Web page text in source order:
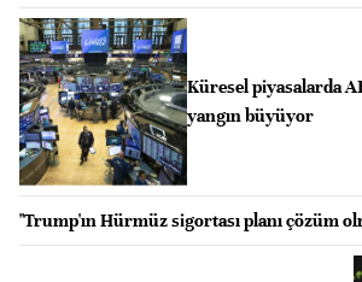
Küresel piyasalarda
yangın büyüyor
"Trump'ın Hürmüz sigortası planı çözüm